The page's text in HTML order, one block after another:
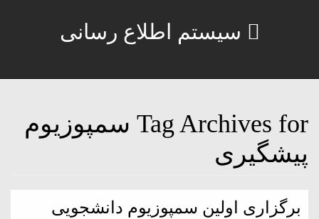
سیستم اطلاع رسانی
Tag Archives for سمپوزیوم
پیشگیری
برگزاری اولین سمپوزیوم دانشجویی